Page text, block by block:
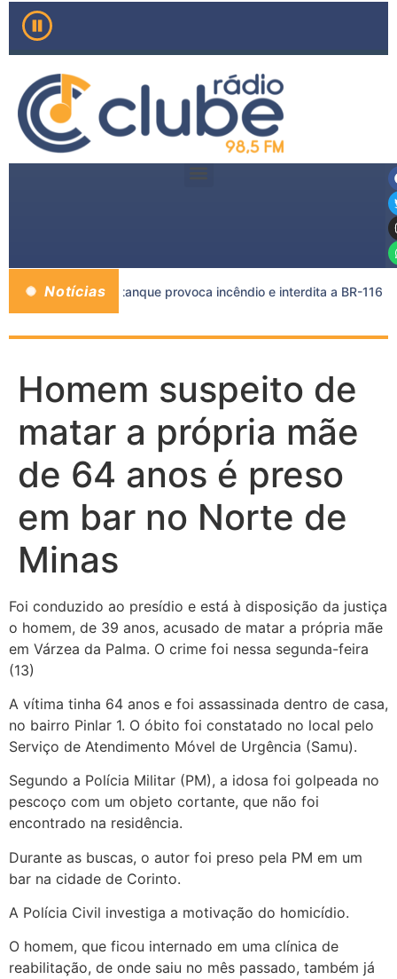
Notícias
e caminhão-tanque provoca incêndio e interdita a BR-116
Homem suspeito de
matar a própria mãe
de 64 anos é preso
em bar no Norte de
Minas
Foi conduzido ao presídio e está à disposição da justiça
o homem, de 39 anos, acusado de matar a própria mãe
em Várzea da Palma. O crime foi nessa segunda-feira
(13)
A vítima tinha 64 anos e foi assassinada dentro de casa,
no bairro Pinlar 1. O óbito foi constatado no local pelo
Serviço de Atendimento Móvel de Urgência (Samu).
Segundo a Polícia Militar (PM), a idosa foi golpeada no
pescoço com um objeto cortante, que não foi
encontrado na residência.
Durante as buscas, o autor foi preso pela PM em um
bar na cidade de Corinto.
A Polícia Civil investiga a motivação do homicídio.
O homem, que ficou internado em uma clínica de
reabilitação, de onde saiu no mês passado, também já